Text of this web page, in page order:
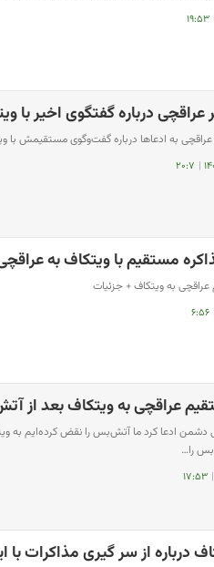
۱۹:۵۳
عراقچی درباره گفتگوی اخیر با
به ادعاها درباره گفت‌وگوی مستقیمش با
| ۲۰:۷
مستقیم با ویتکاف به
به ویتکاف + جزئیات
۶:۵۶
عراقچی به ویتکاف بعد از
دشمن ادعا کرد ما آتش‌بس را نقض کرده‌ایم به
را…
| ۱۷:۵۳
درباره از سر گیری مذاکرات با